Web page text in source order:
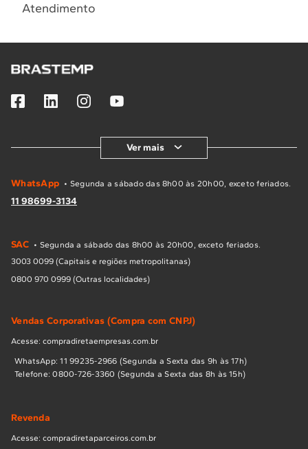
Atendimento
Ver mais
WhatsApp • Segunda a sábado das 8h00 às 20h00, exceto feriados.
11 98699-3134
SAC • Segunda a sábado das 8h00 às 20h00, exceto feriados.
3003 0099 (Capitais e regiões metropolitanas)
0800 970 0999 (Outras localidades)
Vendas Corporativas (Compra com CNPJ)
Acesse: compradiretaempresas.com.br
WhatsApp: 11 99235-2966 (Segunda a Sexta das 9h às 17h)
Telefone: 0800-726-3360 (Segunda a Sexta das 8h às 15h)
Revenda
Acesse: compradiretaparceiros.com.br